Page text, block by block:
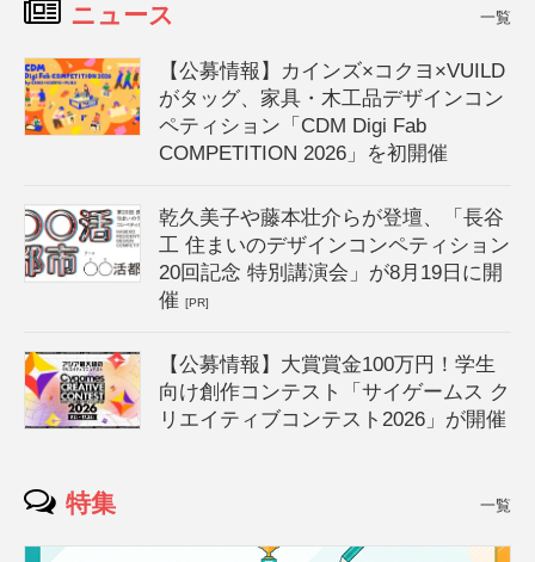
ニュース 一覧
【公募情報】カインズ×コクヨ×VUILD
がタッグ、家具・木工品デザインコン
ペティション「CDM Digi Fab
COMPETITION 2026」を初開催
乾久美子や藤本壮介らが登壇、「長谷
工 住まいのデザインコンペティション
20回記念 特別講演会」が8月19日に開
催[PR]
【公募情報】大賞賞金100万円！学生
向け創作コンテスト「サイゲームス ク
リエイティブコンテスト2026」が開催
特集 一覧